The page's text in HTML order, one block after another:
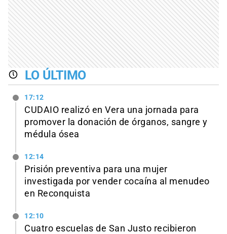
LO ÚLTIMO
17:12
CUDAIO realizó en Vera una jornada para
promover la donación de órganos, sangre y
médula ósea
12:14
Prisión preventiva para una mujer
investigada por vender cocaína al menudeo
en Reconquista
12:10
Cuatro escuelas de San Justo recibieron